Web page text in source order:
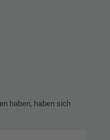
haben, haben sich